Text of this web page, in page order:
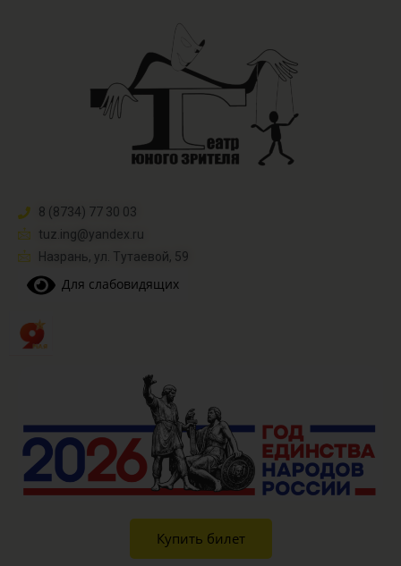
8 (8734) 77 30 03
tuz.ing@yandex.ru​
Назрань, ул. Тутаевой, 59
Для слабовидящих
Купить билет